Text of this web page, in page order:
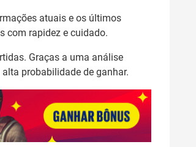
atuais e os últimos
com rapidez e cuidado.
Graças a uma análise
probabilidade de ganhar.